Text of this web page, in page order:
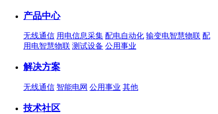
产品中心
无线通信 用电信息采集 配电自动化 输变电智慧物联 配
用电智慧物联 测试设备 公用事业
解决方案
无线通信 智能电网 公用事业 其他
技术社区